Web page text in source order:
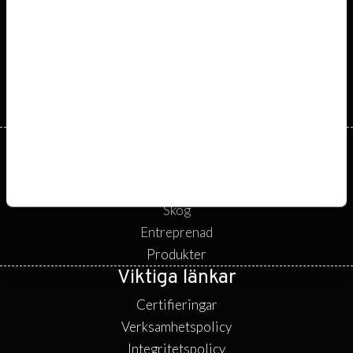
Skog
Entreprenad
Produkter
Viktiga länkar
Certifieringar
Verksamhetspolicy
Integritetspolicy